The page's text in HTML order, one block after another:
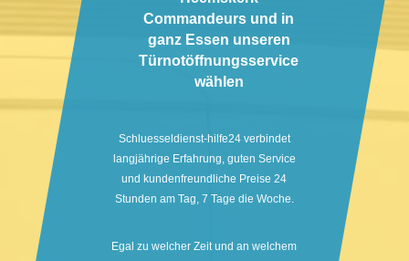
Commandeurs und in
ganz Essen unseren
Türnotöffnungsservice
wählen
Schluesseldienst-hilfe24 verbindet
langjährige Erfahrung, guten Service
und kundenfreundliche Preise 24
Stunden am Tag, 7 Tage die Woche.
Egal zu welcher Zeit und an welchem